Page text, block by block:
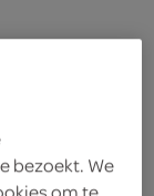
bezoekt. We